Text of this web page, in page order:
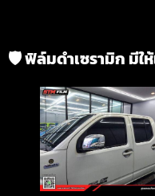
🛡 ฟิล์มดำเซรามิก มีใ